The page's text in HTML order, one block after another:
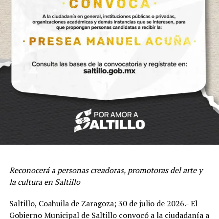
Durante agosto también se desarrollarán actividades
especiales con motivo del Día del Adulto Mayor,
conciertos de la Banda de Música del Estado,
presentaciones de teatro, talleres, círculos de lectura,
Como parte de la estrategia transversal del Gobierno del
eliminatorias regionales del Concurso Estatal de
Reconocerá a personas creadoras, promotoras del arte y
la cultura en Saltillo
Saltillo, Coahuila de Zaragoza; 30 de julio de 2026.- El
Gobierno Municipal de Saltillo convocó a la ciudadanía a